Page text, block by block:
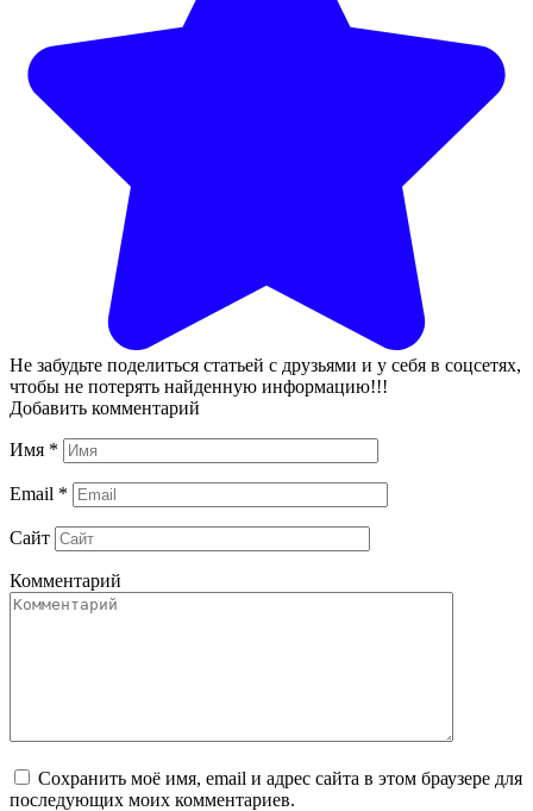
Не забудьте поделиться статьей с друзьями и у себя в соцсетях,
чтобы не потерять найденную информацию!!!
Добавить комментарий
Имя *
Email *
Сайт
Комментарий
Сохранить моё имя, email и адрес сайта в этом браузере для
последующих моих комментариев.